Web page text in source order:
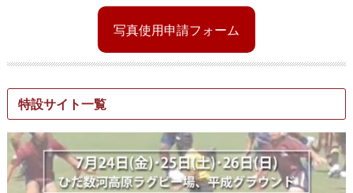
写真使用申請フォーム
特設サイト一覧